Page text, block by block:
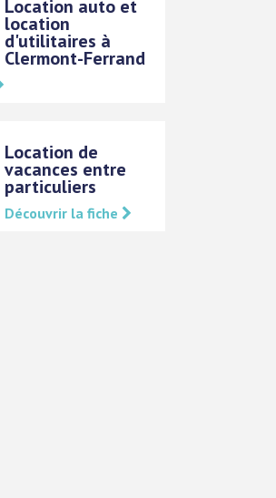
Location auto et
location
d'utilitaires à
Clermont-Ferrand
Location de
vacances entre
particuliers
Découvrir la fiche